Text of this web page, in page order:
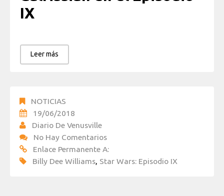
IX
Leer más
NOTICIAS
19/06/2018
Diario De Venusville
No Hay Comentarios
Enlace Permanente A:
Billy Dee Williams, Star Wars: Episodio IX